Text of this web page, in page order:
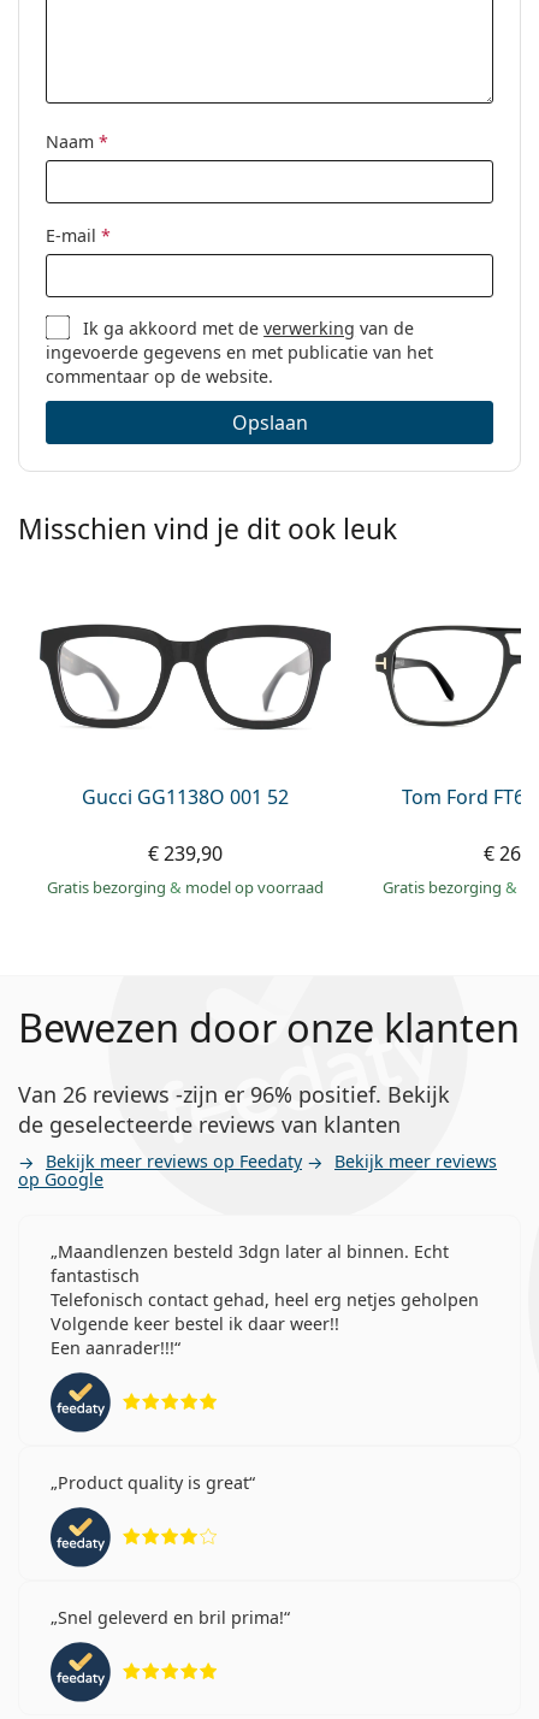
Naam *
E-mail *
Ik ga akkoord met deverwerking van de
ingevoerde gegevens en met publicatie van het
commentaar op de website.
Opslaan
Misschien vind je dit ook leuk
Gucci GG1138O 001 52
€ 239,90
Gratis bezorging& model op voorraad
Tom Ford
€
Gratis bezorging &
Bewezen door onze klanten
Van 26 reviews -zijn er 96% positief. Bekijk
de geselecteerde reviews van klanten
Bekijk meer reviews op Feedaty Bekijk meer reviews
op Google
Maandlenzen besteld 3dgn later al binnen. Echt
fantastisch
Telefonisch contact gehad, heel erg netjes geholpen
Volgende keer bestel ik daar weer!!
Een aanrader!!!
Product quality is great
Snel geleverd en bril prima!